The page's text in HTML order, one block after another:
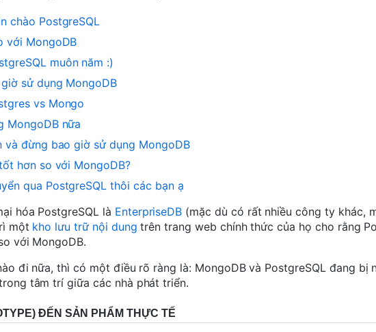
chào PostgreSQL
với MongoDB
muôn năm :)
sử dụng MongoDB
vs Mongo
MongoDB nữa
và đừng bao giờ sử dụng MongoDB
hơn so với MongoDB?
qua PostgreSQL thôi các bạn ạ
hóa PostgreSQL là EnterpriseDB (mặc dù có rất nhiều công ty khác,
một kho lưu trữ nội dung trên trang web chính thức của họ cho rằng
với MongoDB.
đi nữa, thì có một điều rõ ràng là: MongoDB và PostgreSQL đang bị
tâm trí giữa các nhà phát triển.
ĐẾN SẢN PHẨM THỰC TẾ